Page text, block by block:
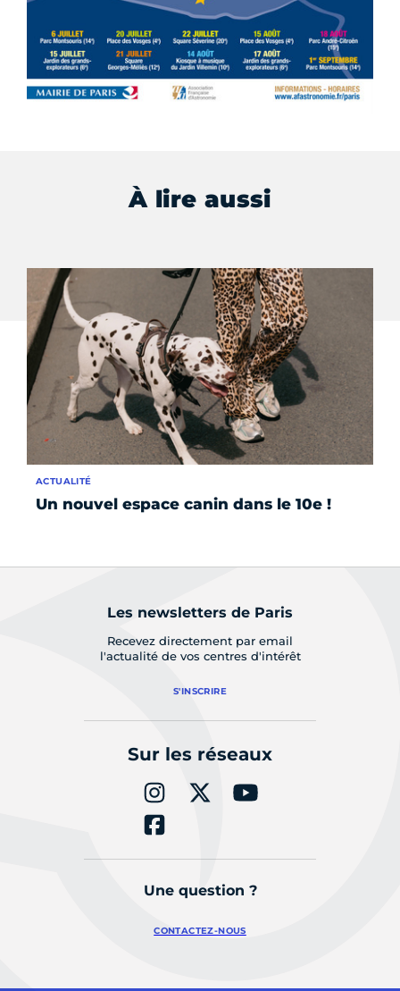
À lire aussi
Un nouvel espace canin dans le 10e !
ACTUALITÉ
Les newsletters de Paris
Recevez directement par email
l'actualité de vos centres d'intérêt
S'INSCRIRE
Sur les réseaux
Une question ?
CONTACTEZ-NOUS